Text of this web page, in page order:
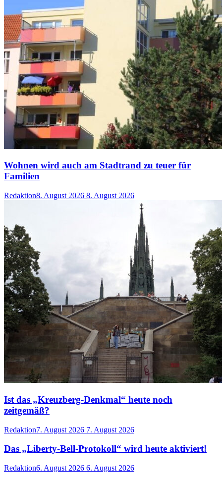
Wohnen wird auch am Stadtrand zu teuer für
Familien
Redaktion8. August 2026 8. August 2026
Ist das „Kreuzberg-Denkmal“ heute noch
zeitgemäß?
Redaktion7. August 2026 7. August 2026
Das „Liberty-Bell-Protokoll“ wird heute aktiviert!
Redaktion6. August 2026 6. August 2026